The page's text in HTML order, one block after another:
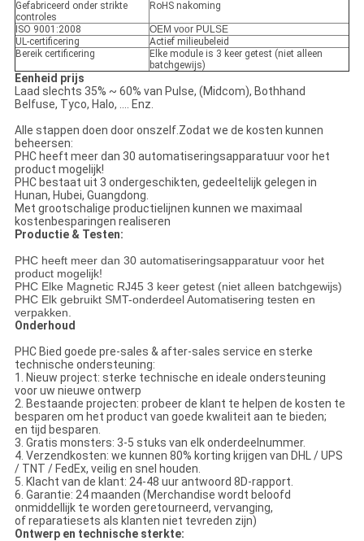
Gefabriceerd onder strikte
controles
RoHS nakoming
ISO 9001:2008
OEM voor PULSE
UL-certificering
Actief milieubeleid
Bereik certificering
Elke module is 3 keer getest (niet alleen
batchgewijs)
Eenheid prijs
Laad slechts 35% ~ 60% van Pulse, (Midcom), Bothhand
Belfuse, Tyco, Halo, .... Enz.
Alle stappen doen door onszelf.Zodat we de kosten kunnen
beheersen:
PHC heeft meer dan 30 automatiseringsapparatuur voor het
product mogelijk!
PHC bestaat uit 3 ondergeschikten, gedeeltelijk gelegen in
Hunan, Hubei, Guangdong.
Met grootschalige productielijnen kunnen we maximaal
kostenbesparingen realiseren
Productie & Testen:
PHC heeft meer dan 30 automatiseringsapparatuur voor het
product mogelijk!
PHC Elke Magnetic RJ45 3 keer getest (niet alleen batchgewijs)
PHC Elk gebruikt SMT-onderdeel Automatisering testen en
verpakken.
Onderhoud
PHC Bied goede pre-sales & after-sales service en sterke
technische ondersteuning:
1. Nieuw project: sterke technische en ideale ondersteuning
voor uw nieuwe ontwerp
2. Bestaande projecten: probeer de klant te helpen de kosten te
besparen om het product van goede kwaliteit aan te bieden;
en tijd besparen.
3. Gratis monsters: 3-5 stuks van elk onderdeelnummer.
4. Verzendkosten: we kunnen 80% korting krijgen van DHL / UPS
/ TNT / FedEx, veilig en snel houden.
5. Klacht van de klant: 24-48 uur antwoord 8D-rapport.
6. Garantie: 24 maanden (Merchandise wordt beloofd
onmiddellijk te worden geretourneerd, vervanging,
of reparatiesets als klanten niet tevreden zijn)
Ontwerp en technische sterkte: